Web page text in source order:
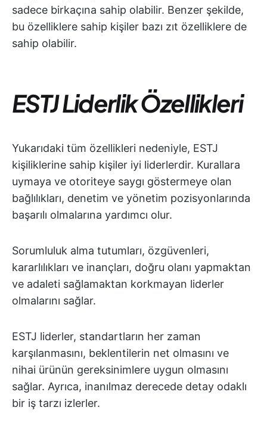
sadece birkaçına sahip olabilir. Benzer şekilde,
bu özelliklere sahip kişiler bazı zıt özelliklere de
sahip olabilir.
ESTJ Liderlik Özellikleri
Yukarıdaki tüm özellikleri nedeniyle, ESTJ
kişiliklerine sahip kişiler iyi liderlerdir. Kurallara
uymaya ve otoriteye saygı göstermeye olan
bağlılıkları, denetim ve yönetim pozisyonlarında
başarılı olmalarına yardımcı olur.
Sorumluluk alma tutumları, özgüvenleri,
kararlılıkları ve inançları, doğru olanı yapmaktan
ve adaleti sağlamaktan korkmayan liderler
olmalarını sağlar.
ESTJ liderler, standartların her zaman
karşılanmasını, beklentilerin net olmasını ve
nihai ürünün gereksinimlere uygun olmasını
sağlar. Ayrıca, inanılmaz derecede detay odaklı
bir iş tarzı izlerler.